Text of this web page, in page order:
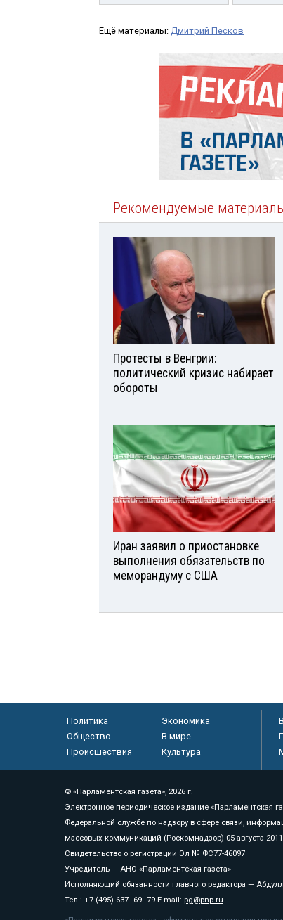
Ещё материалы: Дмитрий Песков
Рекомендуемые
Протесты в Венгрии:
политический кризис набирает
обороты
Иран заявил о приостановке
выполнения обязательств по
меморандуму с США
Политика
Экономика
Общество
В мире
Происшествия
Культура
© «Парламентская газета», 2026 г.
Электронное периодическое издание «Парламентская
Федеральной службе по надзору в сфере связи,
массовых коммуникаций (Роскомнадзор) 05 августа
Свидетельство о регистрации Эл № ФС77-46097
Учредитель — АНО «Парламентская газета»
Исполняющий обязанности главного редактора —
Тел.: +7 (495) 637–69–79 E-mail: pg@pnp.ru